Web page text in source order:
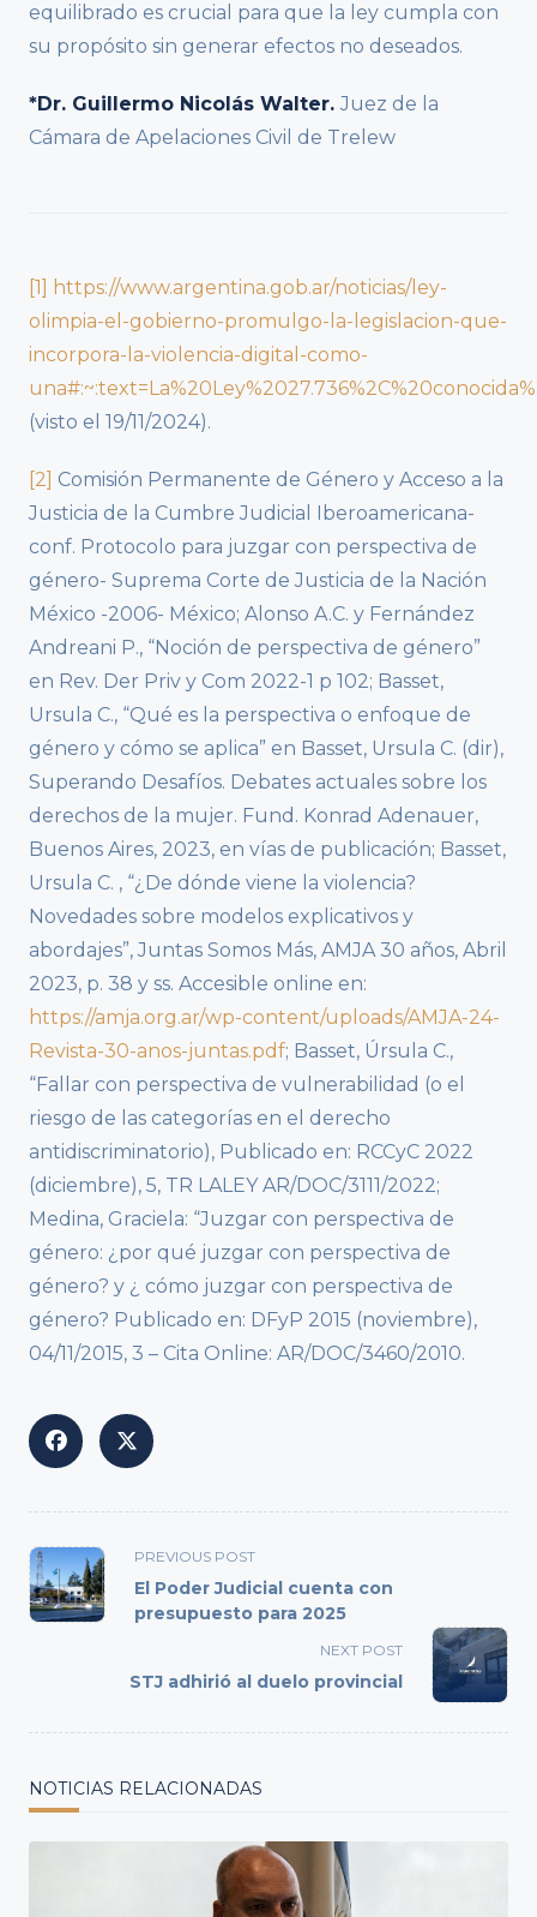
equilibrado es crucial para que la ley cumpla con
su propósito sin generar efectos no deseados.
*Dr. Guillermo Nicolás Walter.Juez de la
Cámara de Apelaciones Civil de Trelew
[1] https://www.argentina.gob.ar/noticias/ley-
olimpia-el-gobierno-promulgo-la-legislacion-que-
incorpora-la-violencia-digital-como-
(visto el 19/11/2024).
[2] Comisión Permanente de Género y Acceso a la
Justicia de la Cumbre Judicial Iberoamericana-
conf. Protocolo para juzgar con perspectiva de
género- Suprema Corte de Justicia de la Nación
México -2006- México; Alonso A.C. y Fernández
Andreani P., “Noción de perspectiva de género”
en Rev. Der Priv y Com 2022-1 p 102; Basset,
Ursula C., “Qué es la perspectiva o enfoque de
género y cómo se aplica” en Basset, Ursula C. (dir),
Superando Desafíos. Debates actuales sobre los
derechos de la mujer. Fund. Konrad Adenauer,
Buenos Aires, 2023, en vías de publicación; Basset,
Ursula C. , “¿De dónde viene la violencia?
Novedades sobre modelos explicativos y
abordajes”, Juntas Somos Más, AMJA 30 años, Abril
2023, p. 38 y ss. Accesible online en:
https://amja.org.ar/wp-content/uploads/AMJA-24-
Revista-30-anos-juntas.pdf; Basset, Úrsula C.,
“Fallar con perspectiva de vulnerabilidad (o el
riesgo de las categorías en el derecho
antidiscriminatorio), Publicado en: RCCyC 2022
(diciembre), 5, TR LALEY AR/DOC/3111/2022;
Medina, Graciela: “Juzgar con perspectiva de
género: ¿por qué juzgar con perspectiva de
género? y ¿ cómo juzgar con perspectiva de
género? Publicado en: DFyP 2015 (noviembre),
04/11/2015, 3 – Cita Online: AR/DOC/3460/2010.
<span
class="nav-
subtitle
PREVIOUS POST
El Poder Judicial cuenta con
presupuesto para 2025
NEXT POST
STJ adhirió al duelo provincial
NOTICIAS RELACIONADAS